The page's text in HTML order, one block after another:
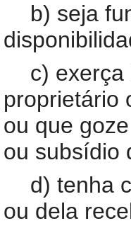
b) seja
c)
proprietário
ou que
ou subsídio
d) tenha
ou dela